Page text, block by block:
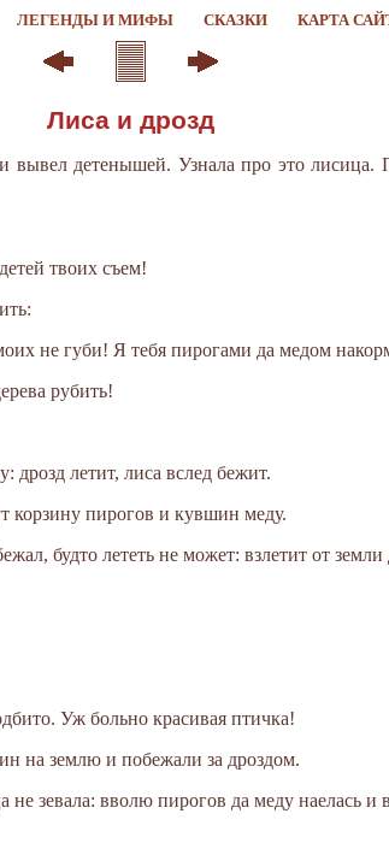
ЛЕГЕНДЫ И МИФЫ СКАЗКИ КАРТА
Лиса и дрозд
вывел детенышей. Узнала про это лисица.
твоих съем!
не губи! Я тебя пирогами да медом
рубить!
дрозд летит, лиса вслед бежит.
корзину пирогов и кувшин меду.
будто лететь не может: взлетит от земли
Уж больно красивая птичка!
на землю и побежали за дроздом.
зевала: вволю пирогов да меду наелась и